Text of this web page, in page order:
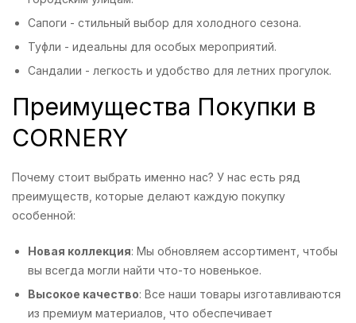
Сапоги - стильный выбор для холодного сезона.
Туфли - идеальны для особых мероприятий.
Сандалии - легкость и удобство для летних прогулок.
Преимущества Покупки в
CORNERY
Почему стоит выбрать именно нас? У нас есть ряд
преимуществ, которые делают каждую покупку
особенной:
Новая коллекция: Мы обновляем ассортимент, чтобы
вы всегда могли найти что-то новенькое.
Высокое качество: Все наши товары изготавливаются
из премиум материалов, что обеспечивает